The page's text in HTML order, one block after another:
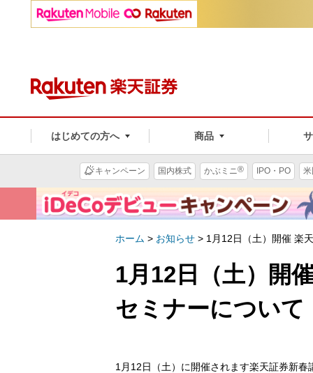
はじめての方へ 商品
キャンペーン 国内株式 かぶミニ® IPO・PO
ホーム > お知らせ > 1月12日（土）開催 楽
1月12日（土）開
セミナーについて
1月12日（土）に開催されます楽天証券新